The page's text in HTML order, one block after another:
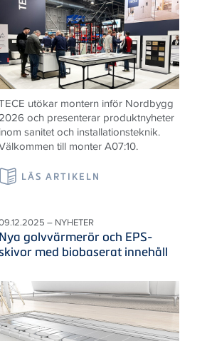
utökar montern inför Nordbygg
och presenterar produktnyheter
inom sanitet och installationsteknik.
till monter A07:10.
LÄS ARTIKELN
– NYHETER
Nya golvvärmerör och EPS-
med biobaserat innehåll